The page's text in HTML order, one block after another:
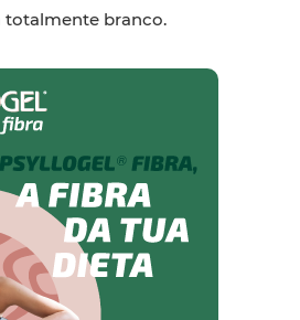
totalmente branco.